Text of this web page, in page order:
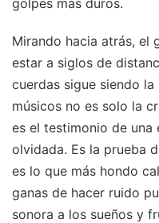
Mirando hacia atrás, el
estar a siglos de
cuerdas sigue siendo
músicos no es solo la
es el testimonio de una
olvidada. Es la prueba
es lo que más hondo
ganas de hacer ruido
sonora a los sueños y